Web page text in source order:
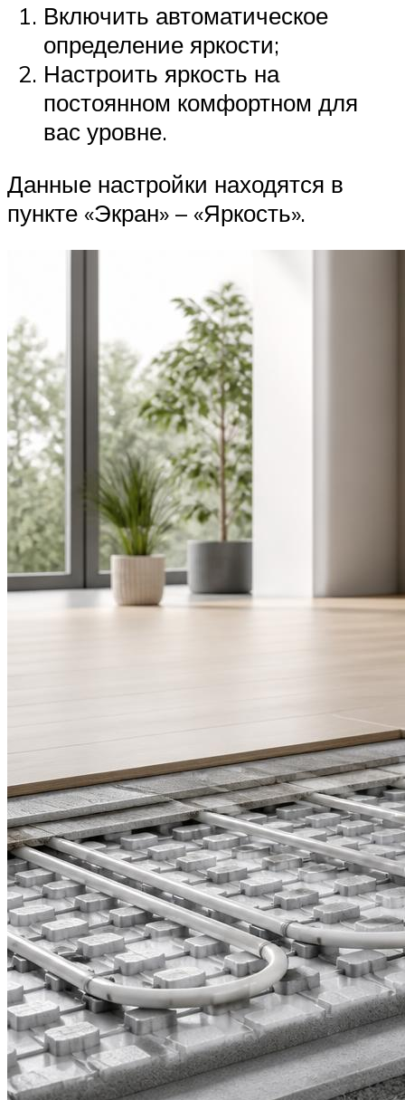
Включить автоматическое
определение яркости;
Настроить яркость на
постоянном комфортном для
вас уровне.
Данные настройки находятся в
пункте «Экран» – «Яркость».